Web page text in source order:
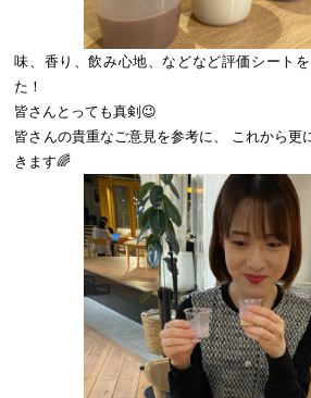
味、香り、飲み心地、などなど評価シート
た！
皆さんとっても真剣😉
皆さんの貴重なご意見を参考に、 これから更
きます🌈